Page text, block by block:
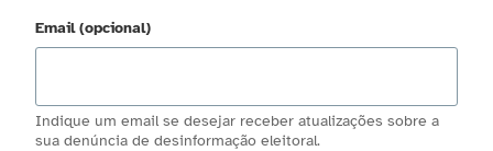
Email (opcional)
Indique um email se desejar receber atualizações sobre a
sua denúncia de desinformação eleitoral.